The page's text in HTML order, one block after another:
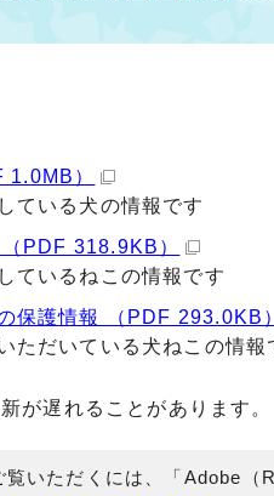
）
ている犬の情報です
PDF 318.9KB）
ているねこの情報です
保護情報 （PDF 293.0KB）
ただいている犬ねこの情報
が遅れることがあります。
覧いただくには、「Adobe